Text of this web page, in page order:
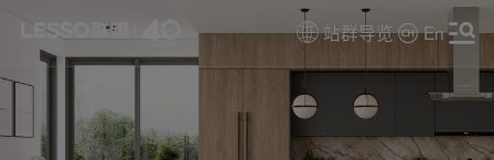
站群导览 En